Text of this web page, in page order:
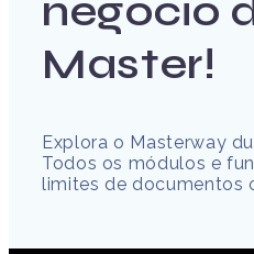
negócio
Master!
Explora o Masterway
Todos os módulos e
limites de documentos